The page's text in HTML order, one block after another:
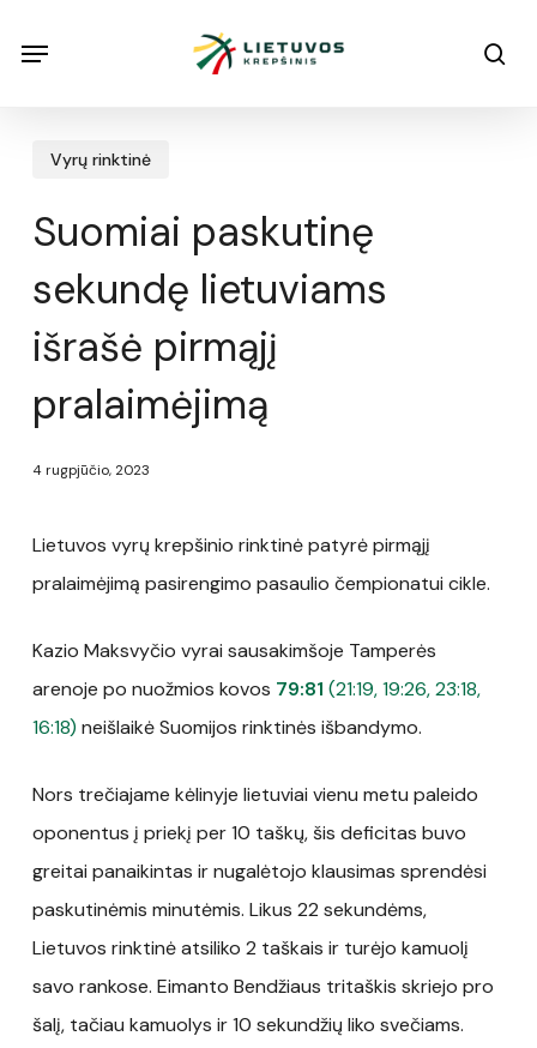
Menu
Vyrų rinktinė
Suomiai paskutinę
sekundę lietuviams
išrašė pirmąjį
pralaimėjimą
4 rugpjūčio, 2023
Lietuvos vyrų krepšinio rinktinė patyrė pirmąjį
pralaimėjimą pasirengimo pasaulio čempionatui cikle.
Kazio Maksvyčio vyrai sausakimšoje Tamperės
arenoje po nuožmios kovos 79:81 (21:19, 19:26, 23:18,
16:18) neišlaikė Suomijos rinktinės išbandymo.
Nors trečiajame kėlinyje lietuviai vienu metu paleido
oponentus į priekį per 10 taškų, šis deficitas buvo
greitai panaikintas ir nugalėtojo klausimas sprendėsi
paskutinėmis minutėmis. Likus 22 sekundėms,
Lietuvos rinktinė atsiliko 2 taškais ir turėjo kamuolį
savo rankose. Eimanto Bendžiaus tritaškis skriejo pro
šalį, tačiau kamuolys ir 10 sekundžių liko svečiams.